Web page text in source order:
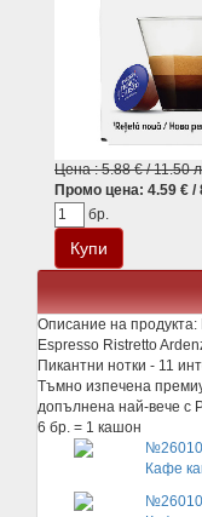
Цена : 5.88 € / 11.50
Промо цена: 4.59 €
бр.
Описание на продукта:
Espresso Ristretto
Пикантни нотки - 11
Тъмно изпечена
допълнена най-вече с
6 бр. = 1 кашон
Кафе